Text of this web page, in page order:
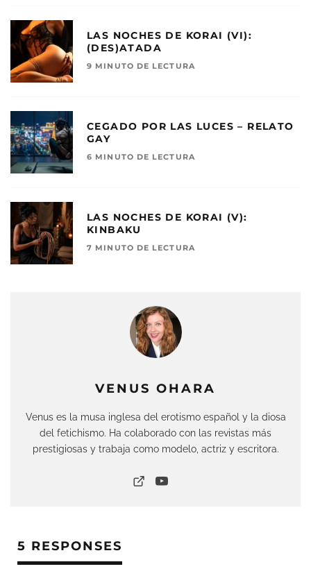
VENUS OHARA
Venus es la musa inglesa del erotismo español y la diosa
del fetichismo. Ha colaborado con las revistas más
prestigiosas y trabaja como modelo, actriz y escritora.
LAS NOCHES DE KORAI (VI):
(DES)ATADA
9 MINUTO DE LECTURA
CEGADO POR LAS LUCES – RELATO
GAY
6 MINUTO DE LECTURA
LAS NOCHES DE KORAI (V):
KINBAKU
7 MINUTO DE LECTURA
5 RESPONSES